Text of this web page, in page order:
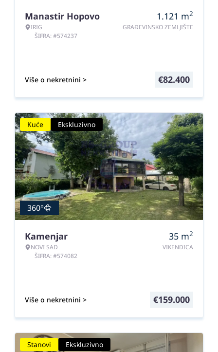
Manastir Hopovo
IRIG
ŠIFRA: #574237
1.121 m2
GRAĐEVINSKO ZEMLJIŠTE
Više o nekretnini > €82.400
Kuće Ekskluzivno
360°
Kamenjar
NOVI SAD
ŠIFRA: #574082
35 m2
VIKENDICA
Više o nekretnini > €159.000
Stanovi Ekskluzivno